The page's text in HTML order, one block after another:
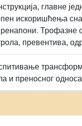
главне
искоришћења
превентива,
и преносног